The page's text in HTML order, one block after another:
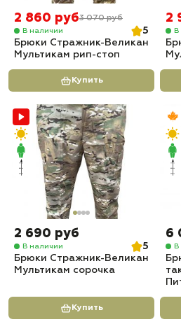
2 860 руб3 070 руб
В наличии
5
Брюки Стражник-Великан
Мультикам рип-стоп
Купить
2
В
2 690 руб
В наличии
5
Брюки Стражник-Великан
Мультикам сорочка
Купить
6
В